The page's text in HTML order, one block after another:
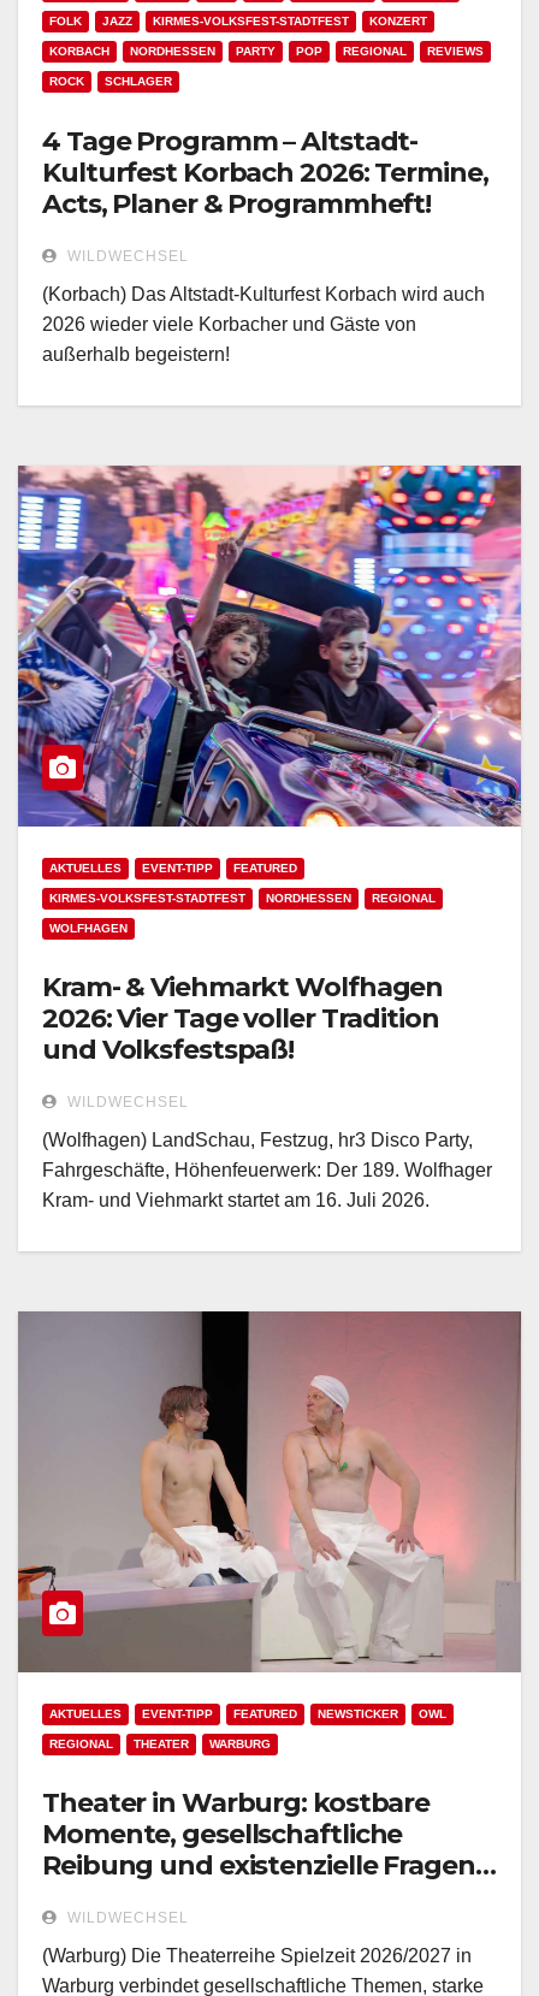
FOLK JAZZ KIRMES-VOLKSFEST-STADTFEST KONZERT
KORBACH NORDHESSEN PARTY POP REGIONAL REVIEWS
ROCK SCHLAGER
4 Tage Programm – Altstadt-
Kulturfest Korbach 2026: Termine,
Acts, Planer & Programmheft!
WILDWECHSEL
(Korbach) Das Altstadt-Kulturfest Korbach wird auch
2026 wieder viele Korbacher und Gäste von
außerhalb begeistern!
AKTUELLES EVENT-TIPP FEATURED
KIRMES-VOLKSFEST-STADTFEST NORDHESSEN REGIONAL
WOLFHAGEN
Kram- & Viehmarkt Wolfhagen
2026: Vier Tage voller Tradition
und Volksfestspaß!
WILDWECHSEL
(Wolfhagen) LandSchau, Festzug, hr3 Disco Party,
Fahrgeschäfte, Höhenfeuerwerk: Der 189. Wolfhager
Kram- und Viehmarkt startet am 16. Juli 2026.
AKTUELLES EVENT-TIPP FEATURED NEWSTICKER OWL
REGIONAL THEATER WARBURG
Theater in Warburg: kostbare
Momente, gesellschaftliche
Reibung und existenzielle Fragen
WILDWECHSEL
(Warburg) Die Theaterreihe Spielzeit 2026/2027 in
Warburg verbindet gesellschaftliche Themen, starke